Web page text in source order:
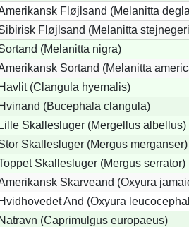
Fløjlsand (Melanitta
Fløjlsand (Melanitta
(Melanitta nigra)
Sortand (Melanitta
Havlit (Clangula hyemalis)
Hvinand (Bucephala clangula)
Lille Skallesluger (Mergellus albellus)
Skallesluger (Mergus merganser)
Skallesluger (Mergus serrator)
Skarveand (Oxyura
Hvidhovedet And (Oxyura
Natravn (Caprimulgus europaeus)